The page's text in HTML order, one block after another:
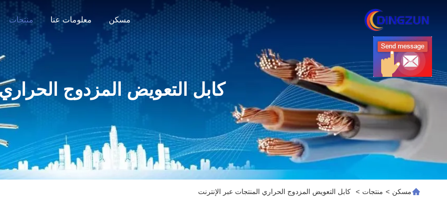
مسكن معلومات عنا منتجات
كابل التعويض المزدوج
مسكن > منتجات > كابل التعويض المزدوج الحراري المنتجات عبر الإنترنت